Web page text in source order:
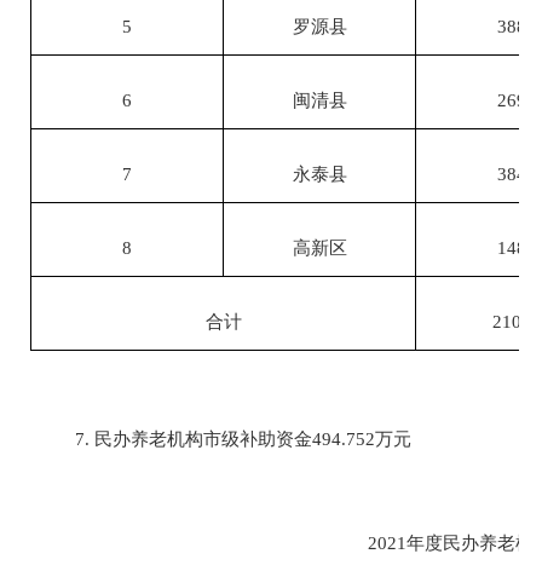
5 罗源县 388
6 闽清县 269
7 永泰县 384
8 高新区 148
合计 2103
7. 民办养老机构市级补助资金494.752万元
2021年度民办养老